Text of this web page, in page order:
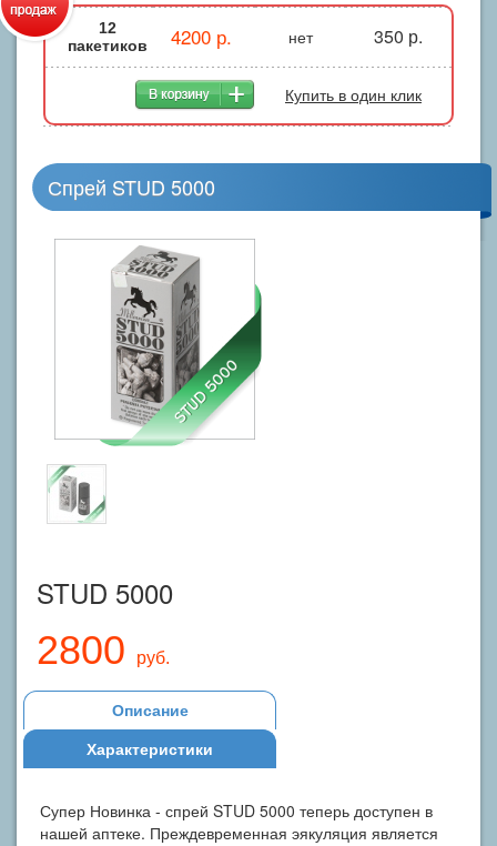
12
пакетиков
4200 р. нет 350 р.
Купить в один клик
Спрей STUD 5000
STUD 5000
2800 руб.
Описание
Характеристики
Супер Новинка - спрей STUD 5000 теперь доступен в
нашей аптеке. Преждевременная эякуляция является